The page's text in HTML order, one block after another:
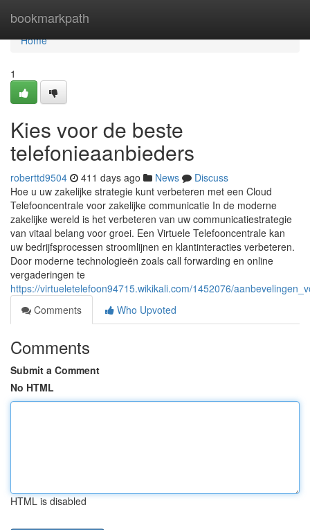
bookmarkpath
Home
Home
1
Kies voor de beste
telefonieaanbieders
roberttd9504 411 days ago News
Discuss
Hoe u uw zakelijke strategie kunt verbeteren met een Cloud
Telefooncentrale voor zakelijke communicatie In de moderne
zakelijke wereld is het verbeteren van uw communicatiestrategie
van vitaal belang voor groei. Een Virtuele Telefooncentrale kan
uw bedrijfsprocessen stroomlijnen en klantinteracties verbeteren.
Door moderne technologieën zoals call forwarding en online
vergaderingen te
https://virtueletelefoon94715.wikikali.com/1452076/
Comments
Who Upvoted
Comments
Submit a Comment
No HTML
HTML is disabled